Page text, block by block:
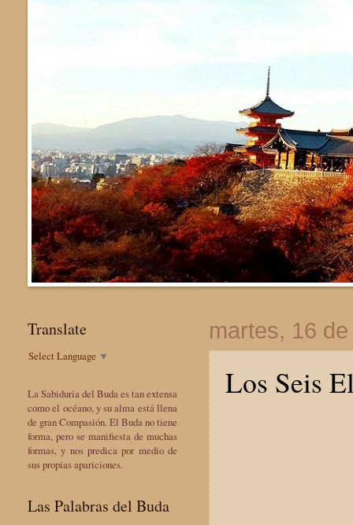
martes, 16
Los Seis
Translate
Select Language ▼
La Sabiduría del Buda es tan extensa
como el océano, y su alma está llena
de gran Compasión. El Buda no tiene
forma, pero se manifiesta de muchas
formas, y nos predica por medio de
sus propias apariciones.
Las Palabras del Buda